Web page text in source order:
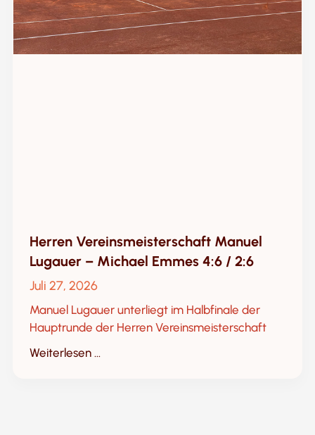
Herren Vereinsmeisterschaft Manuel
Lugauer – Michael Emmes 4:6 / 2:6
Juli 27, 2026
Manuel Lugauer unterliegt im Halbfinale der
Hauptrunde der Herren Vereinsmeisterschaft
Weiterlesen ...